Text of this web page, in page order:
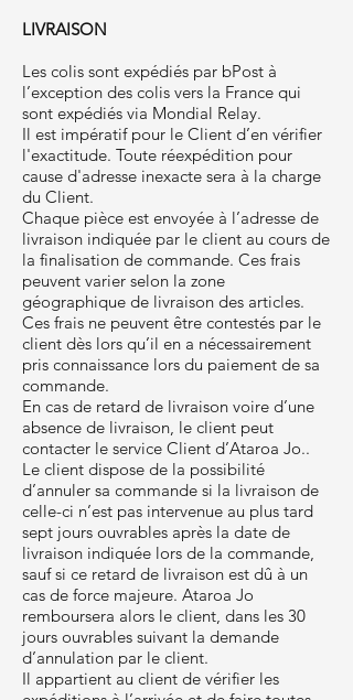
LIVRAISON
Les colis sont expédiés par bPost à
l’exception des colis vers la France qui
sont expédiés via Mondial Relay.
Il est impératif pour le Client d’en vérifier
l'exactitude. Toute réexpédition pour
cause d'adresse inexacte sera à la charge
du Client.
Chaque pièce est envoyée à l’adresse de
livraison indiquée par le client au cours de
la finalisation de commande. Ces frais
peuvent varier selon la zone
géographique de livraison des articles.
Ces frais ne peuvent être contestés par le
client dès lors qu’il en a nécessairement
pris connaissance lors du paiement de sa
commande.
En cas de retard de livraison voire d’une
absence de livraison, le client peut
contacter le service Client d’Ataroa Jo..
Le client dispose de la possibilité
d’annuler sa commande si la livraison de
celle-ci n’est pas intervenue au plus tard
sept jours ouvrables après la date de
livraison indiquée lors de la commande,
sauf si ce retard de livraison est dû à un
cas de force majeure. Ataroa Jo
remboursera alors le client, dans les 30
jours ouvrables suivant la demande
d’annulation par le client.
Il appartient au client de vérifier les